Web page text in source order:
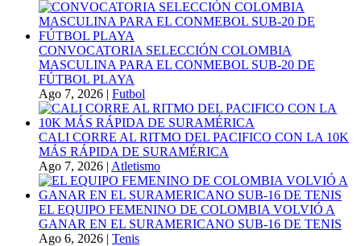
CONVOCATORIA SELECCIÓN COLOMBIA
MASCULINA PARA EL CONMEBOL SUB-20 DE
FÚTBOL PLAYA
Ago 7, 2026 | Futbol
CALI CORRE AL RITMO DEL PACIFICO CON LA 10K
MÁS RÁPIDA DE SURAMÉRICA
Ago 7, 2026 | Atletismo
EL EQUIPO FEMENINO DE COLOMBIA VOLVIÓ A
GANAR EN EL SURAMERICANO SUB-16 DE TENIS
Ago 6, 2026 | Tenis